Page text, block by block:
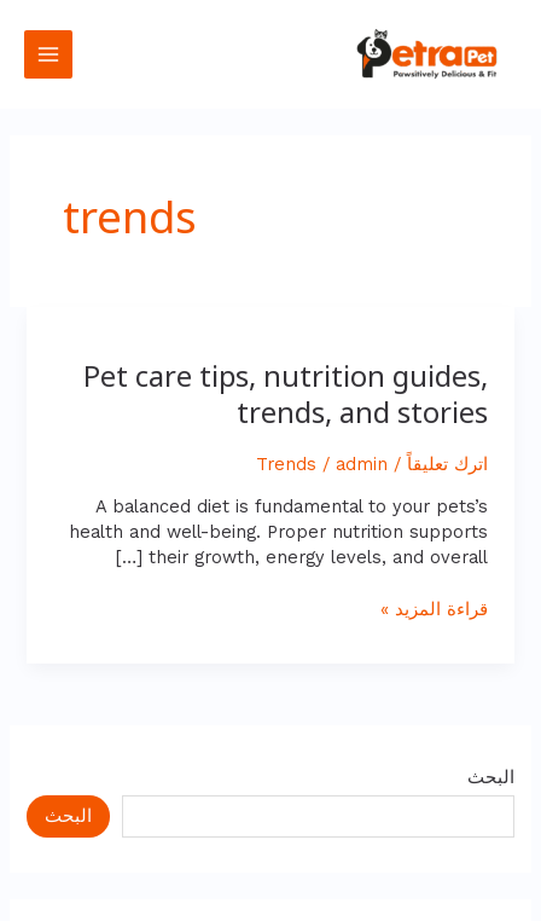
المحتوى
trends
Pet care tips, nutrition guides,
trends, and stories
اترك تعليقاً /
Trends / admin
A balanced diet is fundamental to your pets’s
health and well-being. Proper nutrition supports
their growth, energy levels, and overall […]
tips,
nutrition
guides,
and
stories
قراءة المزيد »
البحث
البحث